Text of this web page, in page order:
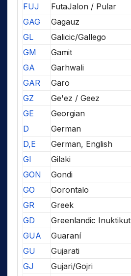
FUJ
FutaJalon / Pular
GAG
Gagauz
GL
Galicic/Gallego
GM
Gamit
GA
Garhwali
GAR
Garo
GZ
Ge'ez / Geez
GE
Georgian
D
German
D,E
German, English
GI
Gilaki
GON
Gondi
GO
Gorontalo
GR
Greek
GD
Greenlandic Inuktikut
GUA
Guaraní
GU
Gujarati
GJ
Gujari/Gojri